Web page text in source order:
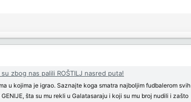
su zbog nas palili ROŠTILJ nasred puta!
u kojima je igrao. Saznajte koga smatra najboljim fudbalerom svih
šta su mu rekli u Galatasaraju i koji su mu broj nudili i zašto